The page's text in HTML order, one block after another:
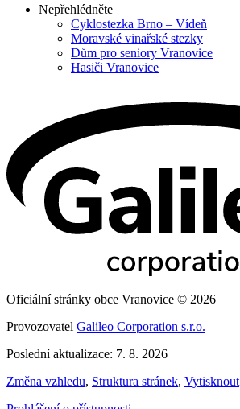
Nepřehlédněte
Cyklostezka Brno – Vídeň
Moravské vinařské stezky
Dům pro seniory Vranovice
Hasiči Vranovice
Oficiální stránky obce Vranovice © 2026
Provozovatel Galileo Corporation s.r.o.
Poslední aktualizace: 7. 8. 2026
Změna vzhledu, Struktura stránek, Vytisknout